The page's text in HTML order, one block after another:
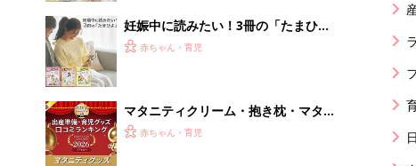
妊娠中に読みたい！3冊の「たまひ
よ」赤ちゃん・育児
マタニティクリーム・抱き枕・マタニ
ティインナー・葉酸 口コミ人気ラン
赤ちゃん・育児